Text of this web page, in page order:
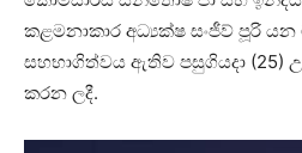
කළමනාකාර අධ්‍යක්ෂ සංජීව් පූරි
සහභාගිත්වය ඇතිව පසුගියදා (25)
කරන ලදී.